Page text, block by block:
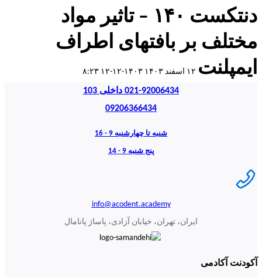
دنتکست ۱۴۰ – تاثیر مواد
مختلف بر بافتهای اطراف
ایمپلنت ۱۲ اسفند ۱۴۰۳ ۱۴۰۳-۱۲-۱۲ ۸:۲۳
021-92006434 داخلی 103
09206366434
شنبه تا چهارشنبه 9 - 16
پنج شنبه 9 - 14
info@acodent.academy
ایران، تهران، خیابان آزادی، پاساژ پانامال
آکودنت آکادمی